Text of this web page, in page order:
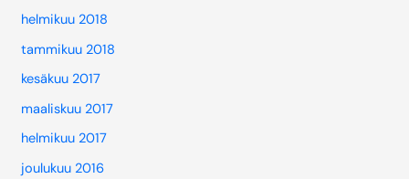
helmikuu 2018
tammikuu 2018
kesäkuu 2017
maaliskuu 2017
helmikuu 2017
joulukuu 2016